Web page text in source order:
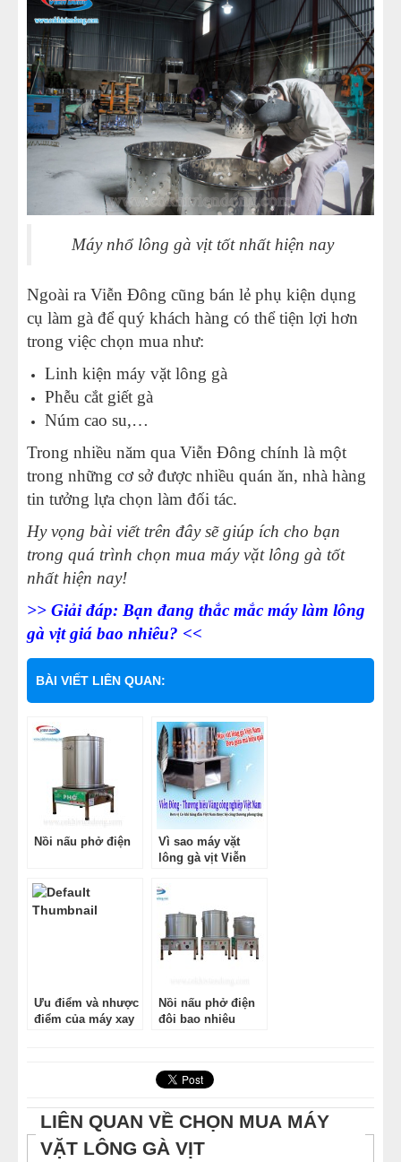
Máy nhổ lông gà vịttốt nhất hiện nay
Ngoài ra Viễn Đông cũng bán lẻ phụ kiện dụng
cụ làm gà để quý khách hàng có thể tiện lợi hơn
trong việc chọn mua như:
Linh kiện máy vặt lông gà
Phễu cắt giết gà
Núm cao su,…
Trong nhiều năm qua Viễn Đông chính là một
trong những cơ sở được nhiều quán ăn, nhà hàng
tin tưởng lựa chọn làm đối tác.
Hy vọng bài viết trên đây sẽ giúp ích cho bạn
trong quá trình chọn mua máy vặt lông gà tốt
nhất hiện nay!
>> Giải đáp: Bạn đang thắc mắc máy làm lông
gà vịt giá bao nhiêu? <<
BÀI VIẾT LIÊN QUAN:
Nồi nấu phở điện
Vì sao máy vặt
lông gà vịt Viễn
chuộng?
Ưu điểm và nhược
điểm của máy xay
Nồi nấu phở điện
đôi bao nhiêu
LIÊN QUAN VỀ CHỌN MUA MÁY
VẶT LÔNG GÀ VỊT